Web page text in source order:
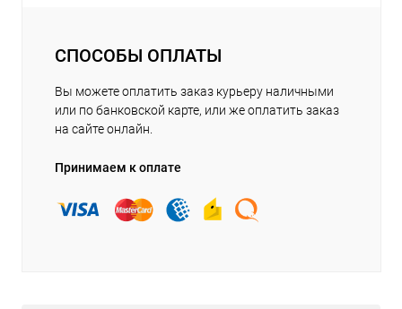
СПОСОБЫ ОПЛАТЫ
Вы можете оплатить заказ курьеру наличными
или по банковской карте, или же оплатить заказ
на сайте онлайн.
Принимаем к оплате